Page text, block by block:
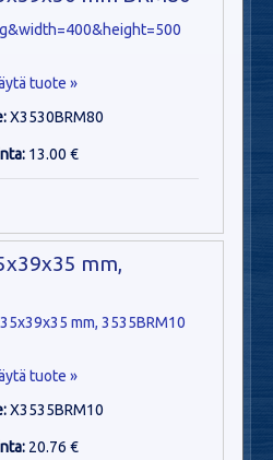
tuote »
X3530BRM80
13.00 €
mm,
tuote »
X3535BRM10
20.76 €